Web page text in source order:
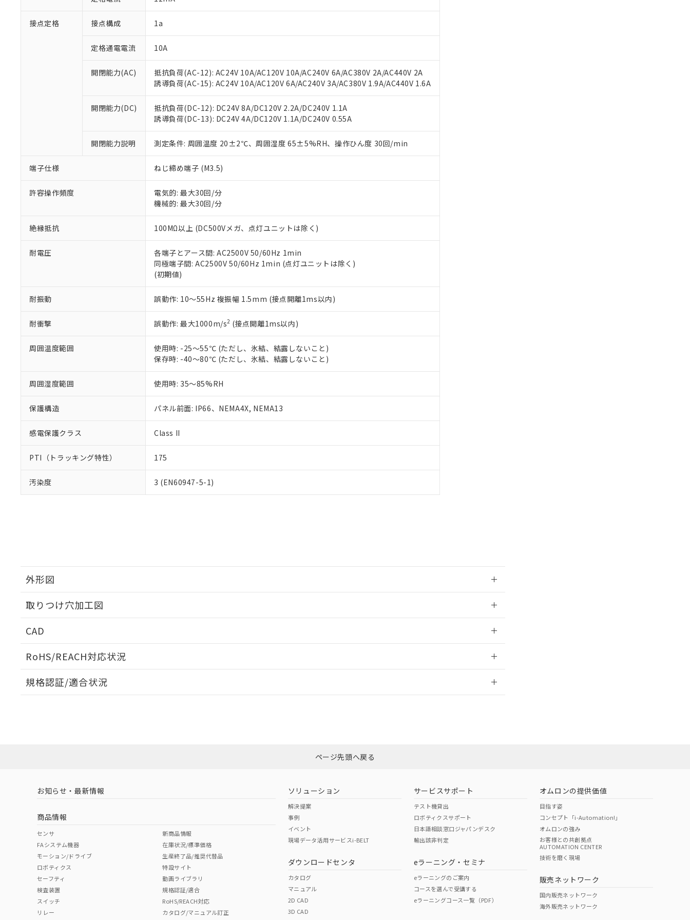
接点定格 接点構成 1a
定格通電電流 10A
開閉能力(AC)
抵抗負荷(AC-12): AC24V 10A/AC120V 10A/AC240V 6A/AC380V 2A/AC440V 2A
誘導負荷(AC-15): AC24V 10A/AC120V 6A/AC240V 3A/AC380V 1.9A/AC440V 1.6A
開閉能力(DC)
抵抗負荷(DC-12): DC24V 8A/DC120V 2.2A/DC240V 1.1A
誘導負荷(DC-13): DC24V 4A/DC120V 1.1A/DC240V 0.55A
開閉能力説明 測定条件: 周囲温度 20±2℃、周囲湿度 65±5%RH、操作ひん度 30回/min
端子仕様 ねじ締め端子 (M3.5)
許容操作頻度
電気的: 最大30回/分
機械的: 最大30回/分
絶縁抵抗 100MΩ以上 (DC500Vメガ、点灯ユニットは除く)
耐電圧
各端子とアース間: AC2500V 50/60Hz 1min
同極端子間: AC2500V 50/60Hz 1min (点灯ユニットは除く)
(初期値)
耐振動 誤動作: 10～55Hz 複振幅 1.5mm (接点開離1ms以内)
耐衝撃 誤動作: 最大1000m/s2 (接点開離1ms以内)
周囲温度範囲
使用時: -25～55℃ (ただし、氷結、結露しないこと)
保存時: -40～80℃ (ただし、氷結、結露しないこと)
周囲湿度範囲 使用時: 35～85%RH
保護構造 パネル前面: IP66、NEMA4X, NEMA13
感電保護クラス Class II
PTI（トラッキング特性） 175
汚染度 3 (EN60947-5-1)
外形図
取りつけ穴加工図
CAD
RoHS/REACH対応状況
EU RoHS 注意事項・凡例
ダウンロードはこちら
中国 RoHS 注意事項・凡例
中国 RoHS表
Pb Hg Cr(VI)
O O
規格認証/適合状況
（イギリス
（ノルウェー
（日本
（アメリカ
この製品の規格認証/適合状況ページへ
その他の認証はこちらのページからご検索ください
本サービスは、当社制御機器事業取扱商品の当社在庫状況および標準価格(税抜)を提供させていただ
当社制御機器事業取扱商品の中には、本サービスの対象外となる商品もあることをご了承ください。
い。
正式な納期状況および標準価格はお客様のお取引先、またはお客様担当のオムロン制御機器販売店・
当社販売員にご相談ください。
在庫状況および標準価格結果を当社の事前の承諾なく第三者に漏洩または開示しないようお願いしま
す。
マイパーツ機能（部品リスト作成サービス）をご利用いただくには、I-Webメンバーズにご登録され
ている必要があります。
お客様が当ウェブサイト上で当社にご登録された部品リストについて、当社および当社の共同利用者
が、当社の製品・サービスに関するお客様との取引・商談に必要な範囲で利用することをご了承くだ
さい。
いる法人を指します。
*EU RoHS指令（10物質）：
フタル酸ビス(2-エチルヘキシル) (DEHP)(別名：DOP) 1000ppm以下、フタル酸ブチルベンジル（BBP） 1000ppm以下、フタル酸ジブチ
ル（DBP） 1000ppm以下、フタル酸ジイソブチル (DIBP) 1000ppm以下
但し、RoHS指令で産業用監視および制御機器に対する適用除外項目は除く。
フタル酸エステル類の４物質については閾値を超える意図的な使用がないことを確認しています。
※2 対応予定月
部品在庫の切り替え状況などにより、予定月が前後することがあります。
※3 非含有証明書ダウンロード
EU RoHS指令（10物質）の非含有証明書
51物質の非含有証明書（当社基準）
※本証明書は発行日時点で非含有を証明するもので、過去に遡って非含有を証明するものではありません。
また、RoHS指令のフタル酸エステル類４物質の対応では、対応完了までの期間は出荷製品に未対応品が
混在することから備考欄に対応日を記載しておりました。
既に当社にて対応品への在庫切替を完了していることから、特段のことがない限り、2022年1月12日よ
り割愛しております。
「×」：最大均質材料含有率が中国RoHSの基準値を超えていることを示します。
Pb(鉛) :1000ppm、 Hg(水銀) : 1000ppm、 Cd(カドミウム) : 100ppm、
DEHP(フタル酸ビス(2-エチルヘキシル)) : 1000ppm
※2 環境保護使用期限
「ｅ」：有害物質（10物質）のすべてが基準値以下であることを示します。
味します。
「－」：未確認です。当社販売部門へお問い合わせください。
当社は、これら貴社製品のうち、外国為替および外国貿易法に定める商品（以下｢規制貨物等」とい
などの必要な手続きをとります。
ます。
当社は貴社製品を、核兵器、ミサイル、化学兵器、生物兵器またはその他武器並びにこれらの製造装
置等に一切使用いたしません。
当社は、貴社製品を第三者に販売する場合は、上記1、2および3の内容を当該第三者に通知します。
たしません。
△ 一定数には満たないが在庫あり
－
在庫なし(最新の在庫状況については、お客様のお取引先、またはお客様担当のオムロン制御
機器販売店・当社販売員にご確認ください)
空
受注生産機種、また在庫状況の情報を公開していない機種
ページ先頭へ戻る
お知らせ・最新情報
商品情報
センサ
FAシステム機器
モーション/ドライブ
ロボティクス
セーフティ
検査装置
スイッチ
リレー
新商品情報
在庫状況/標準価格
生産終了品/推奨代替品
特設サイト
動画ライブラリ
規格認証/適合
RoHS/REACH対応
カタログ/マニュアル訂正
ソリューション
解決提案
事例
イベント
現場データ活用サービスi-BELT
ダウンロードセンタ
カタログ
マニュアル
2D CAD
3D CAD
サービスサポート
テスト機貸出
ロボティクスサポート
日本語相談窓口ジャパンデスク
輸出該非判定
eラーニング・セミナ
eラーニングのご案内
コースを選んで受講する
eラーニングコース一覧（PDF）
オムロンの提供価値
目指す姿
コンセプト「i-Automation!」
オムロンの強み
お客様との共創拠点
AUTOMATION CENTER
技術を磨く現場
販売ネットワーク
国内販売ネットワーク
海外販売ネットワーク